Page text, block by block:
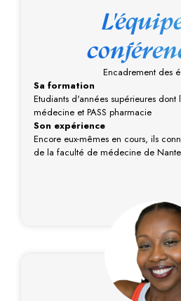
Encadrement des
Sa formation
Etudiants d'années supérieures dont
médecine et PASS pharmacie
Son expérience
Encore eux-mêmes en cours, ils
de la faculté de médecine de